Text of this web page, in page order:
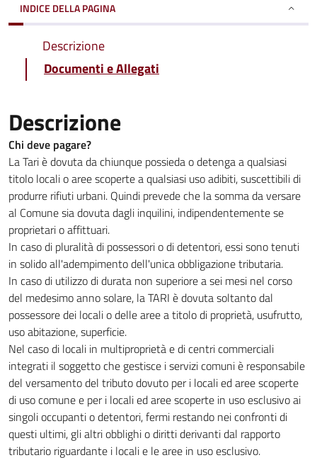
INDICE DELLA PAGINA
Descrizione
Documenti e Allegati
Descrizione
Chi deve pagare?
La Tari è dovuta da chiunque possieda o detenga a qualsiasi
titolo locali o aree scoperte a qualsiasi uso adibiti, suscettibili di
produrre rifiuti urbani. Quindi prevede che la somma da versare
al Comune sia dovuta dagli inquilini, indipendentemente se
proprietari o affittuari.
In caso di pluralità di possessori o di detentori, essi sono tenuti
in solido all'adempimento dell'unica obbligazione tributaria.
In caso di utilizzo di durata non superiore a sei mesi nel corso
del medesimo anno solare, la TARI è dovuta soltanto dal
possessore dei locali o delle aree a titolo di proprietà, usufrutto,
uso abitazione, superficie.
Nel caso di locali in multiproprietà e di centri commerciali
integrati il soggetto che gestisce i servizi comuni è responsabile
del versamento del tributo dovuto per i locali ed aree scoperte
di uso comune e per i locali ed aree scoperte in uso esclusivo ai
singoli occupanti o detentori, fermi restando nei confronti di
questi ultimi, gli altri obblighi o diritti derivanti dal rapporto
tributario riguardante i locali e le aree in uso esclusivo.